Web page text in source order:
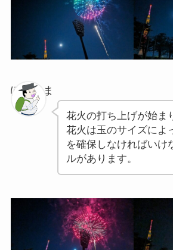
ぽちゃま
花火の打ち上げが始ま
花火は玉のサイズによ
を確保しなければいけ
ルがあります。